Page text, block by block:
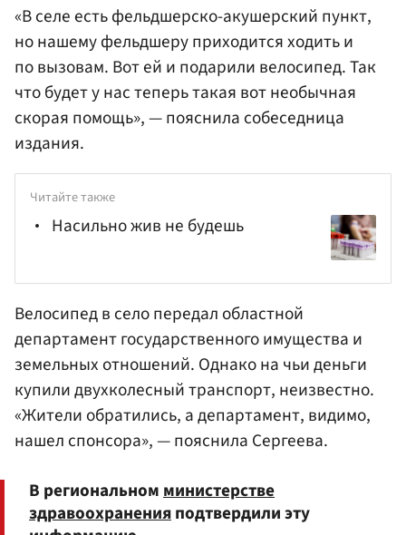
«В селе есть фельдшерско-акушерский пункт,
но нашему фельдшеру приходится ходить и
по вызовам. Вот ей и подарили велосипед. Так
что будет у нас теперь такая вот необычная
скорая помощь», — пояснила собеседница
издания.
Читайте также
Насильно жив не будешь
Велосипед в село передал областной
департамент государственного имущества и
земельных отношений. Однако на чьи деньги
купили двухколесный транспорт, неизвестно.
«Жители обратились, а департамент, видимо,
нашел спонсора», — пояснила Сергеева.
В региональномминистерстве
здравоохраненияподтвердили эту